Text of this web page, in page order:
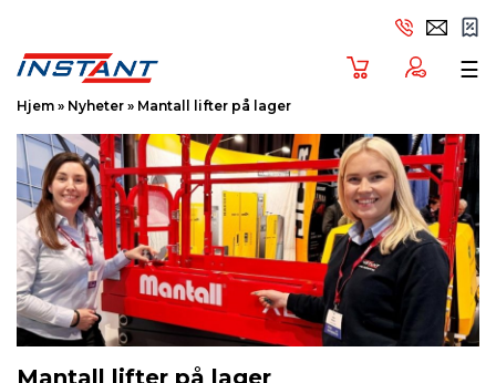
☰
Hjem » Nyheter » Mantall lifter på lager